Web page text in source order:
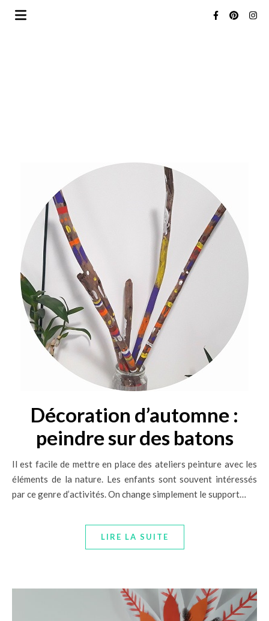
Décoration d’automne :
peindre sur des batons
Il est facile de mettre en place des ateliers peinture avec les
éléments de la nature. Les enfants sont souvent intéressés
par ce genre d’activités. On change simplement le support…
LIRE LA SUITE